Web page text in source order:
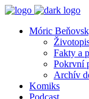
Móric
Fakty a
Pokrvní
Archív
Komiks
Podcast